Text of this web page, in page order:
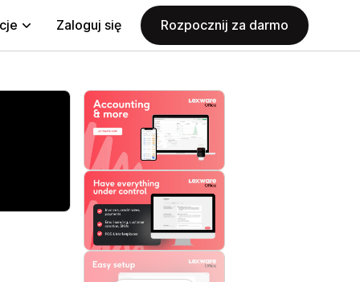
Zaloguj się Rozpocznij za darmo